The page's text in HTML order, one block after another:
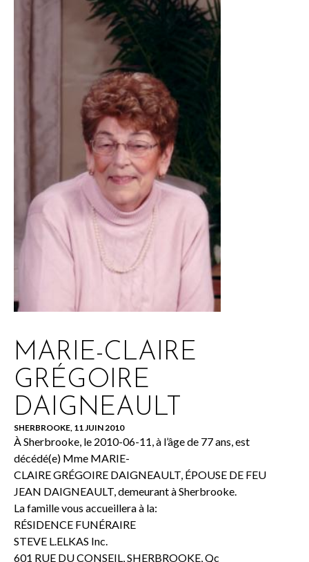
MARIE-CLAIRE
GRÉGOIRE
DAIGNEAULT
SHERBROOKE, 11 JUIN 2010
À Sherbrooke, le 2010-06-11, à l’âge de 77 ans, est
décédé(e) Mme MARIE-
CLAIRE GRÉGOIRE DAIGNEAULT, ÉPOUSE DE FEU
JEAN DAIGNEAULT, demeurant à Sherbrooke.
La famille vous accueillera à la:
RÉSIDENCE FUNÉRAIRE
STEVE L.ELKAS Inc.
601 RUE DU CONSEIL, SHERBROOKE, Qc